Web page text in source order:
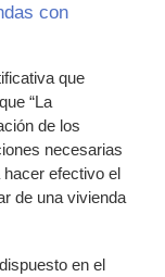
con
que
“La
de los
necesarias
efectivo el
de una vivienda
en el